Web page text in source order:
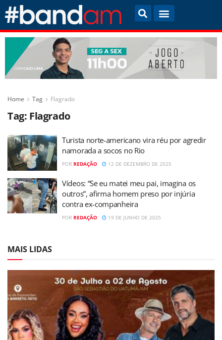
Home Tag Flagrado
Tag: Flagrado
Turista norte-americano vira réu por agredir
namorada a socos no Rio
POR REDAÇÃO 12 DE DEZEMBRO DE 2025
Vídeos: “Se eu matei meu pai, imagina os
outros”, afirma homem preso por injúria
contra ex-companheira
POR REDAÇÃO 19 DE JUNHO DE 2025
MAIS LIDAS